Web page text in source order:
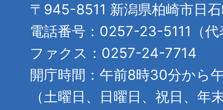
〒945-8511 新潟県柏崎市日
電話番号：0257-23-5111（代
ファクス：0257-24-7714
開庁時間：午前8時30分から
（土曜日、日曜日、祝日、年